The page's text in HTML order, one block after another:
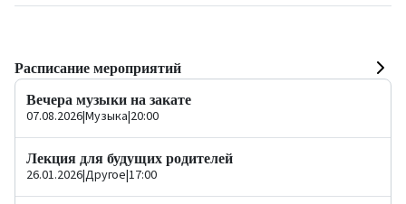
Расписание мероприятий
Вечера музыки на закате
07.08.2026|Музыка|20:00
Лекция для будущих родителей
26.01.2026|Другое|17:00